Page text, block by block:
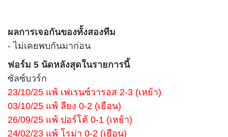
ผลการเจอกันของทั้งสองทีม
- ไม่เคยพบกันมาก่อน
ฟอร์ม 5 นัดหลังสุดในรายการนี้
ซัลซ์บวร์ก
23/10/25 แพ้ เฟเรนซ์วารอส 2-3 (เหย้า)
03/10/25 แพ้ ลียง 0-2 (เยือน)
26/09/25 แพ้ ปอร์โต้ 0-1 (เหย้า)
24/02/23 แพ้ โรม่า 0-2 (เยือน)